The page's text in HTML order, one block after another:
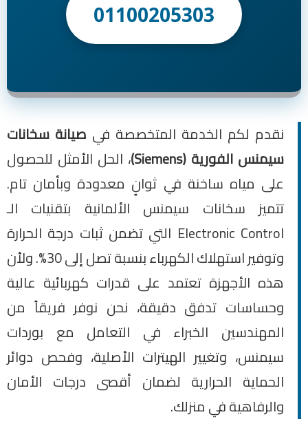
01100205303
نقدم لكم الخدمة المتخصصة في صيانة سخانات
سيمنس الفورية (Siemens)
، الحل الأمثل للحصول
على مياه ساخنة في ثوانٍ معدودة وبأمان تام.
تتميز سخانات سيمنس الألمانية بتقنيات الـ
Electronic Control التي تضمن ثبات درجة الحرارة
وتوفير استهلاك الكهرباء بنسبة تصل إلى 30%. ولأن
هذه الأجهزة تعتمد على قدرات كهربائية عالية
وحساسات تدفق دقيقة، نحن نوفر فريقاً من
المهندسين الخبراء في التعامل مع بوردات
سيمنس، وتغيير الهيترات الأصلية، وفحص دوائر
الحماية الحرارية لضمان أقصى درجات الأمان
والرفاهية في منزلك.